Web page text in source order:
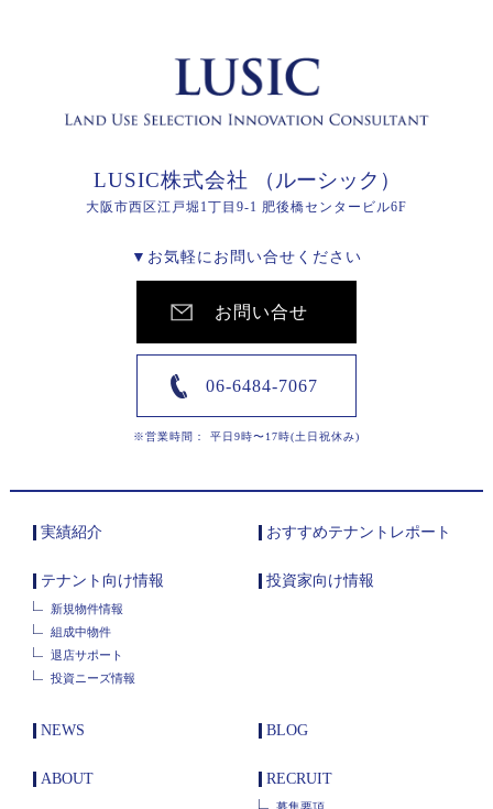
LUSIC株式会社 （ルーシック）
大阪市西区江戸堀1丁目9-1 肥後橋センタービル6F
▼お気軽にお問い合せください
お問い合せ
06-6484-7067
※営業時間： 平日9時〜17時(土日祝休み)
実績紹介 おすすめテナントレポート
テナント向け情報
新規物件情報
組成中物件
退店サポート
投資ニーズ情報
投資家向け情報
NEWS BLOG
ABOUT RECRUIT